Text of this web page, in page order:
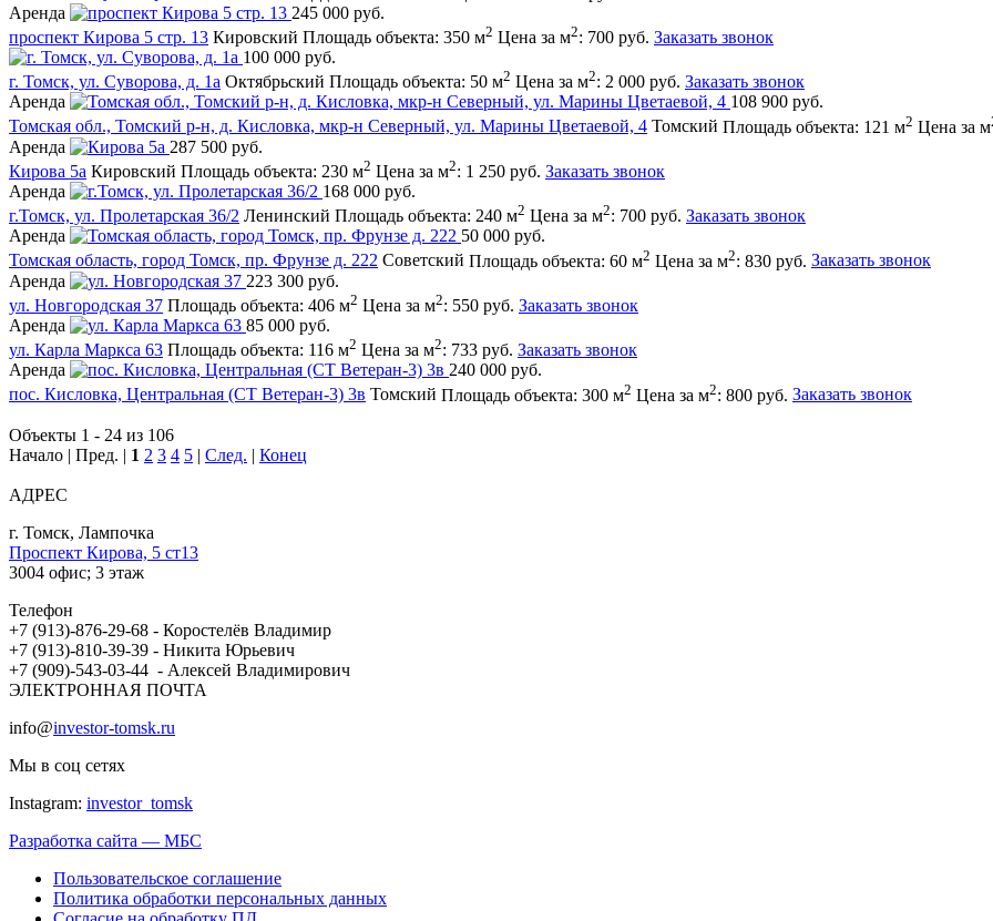
Аренда
245 000 руб.
проспект Кирова 5 стр. 13 Кировский Площадь объекта: 350 м2 Цена за м2: 700 руб. Заказать звонок
100 000 руб.
г. Томск, ул. Суворова, д. 1а Октябрьский Площадь объекта: 50 м2 Цена за м2: 2 000 руб. Заказать звонок
Аренда
108 900 руб.
Томская обл., Томский р-н, д. Кисловка, мкр-н Северный, ул. Марины Цветаевой, 4 Томский Площадь объекта: 121 м2 Цена за м
Аренда
287 500 руб.
Кирова 5а Кировский Площадь объекта: 230 м2 Цена за м2: 1 250 руб. Заказать звонок
Аренда
168 000 руб.
г.Томск, ул. Пролетарская 36/2 Ленинский Площадь объекта: 240 м2 Цена за м2: 700 руб. Заказать звонок
Аренда
50 000 руб.
Томская область, город Томск, пр. Фрунзе д. 222 Советский Площадь объекта: 60 м2 Цена за м2: 830 руб. Заказать звонок
Аренда
223 300 руб.
ул. Новгородская 37 Площадь объекта: 406 м2 Цена за м2: 550 руб. Заказать звонок
Аренда
85 000 руб.
ул. Карла Маркса 63 Площадь объекта: 116 м2 Цена за м2: 733 руб. Заказать звонок
Аренда
240 000 руб.
пос. Кисловка, Центральная (СТ Ветеран-3) 3в Томский Площадь объекта: 300 м2 Цена за м2: 800 руб. Заказать звонок
Объекты 1 - 24 из 106
Начало | Пред. | 1 2 3 4 5 | След. | Конец
АДРЕС
г. Томск, ​Лампочка
Проспект Кирова, 5 ст13
3004 офис; 3 этаж
Телефон
+7 (913)-876-29-68 - Коростелёв Владимир
+7 (913)-810-39-39 - Никита Юрьевич
+7 (909)-543-03-44 - Алексей Владимирович
ЭЛЕКТРОННАЯ ПОЧТА
info@investor-tomsk.ru
Мы в соц сетях
Instagram: investor_tomsk
Разработка сайта — МБС
Пользовательское соглашение
Политика обработки персональных данных